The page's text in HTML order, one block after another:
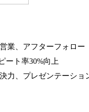
業、アフターフォロー
ート率30%向上
力、プレゼンテーショ